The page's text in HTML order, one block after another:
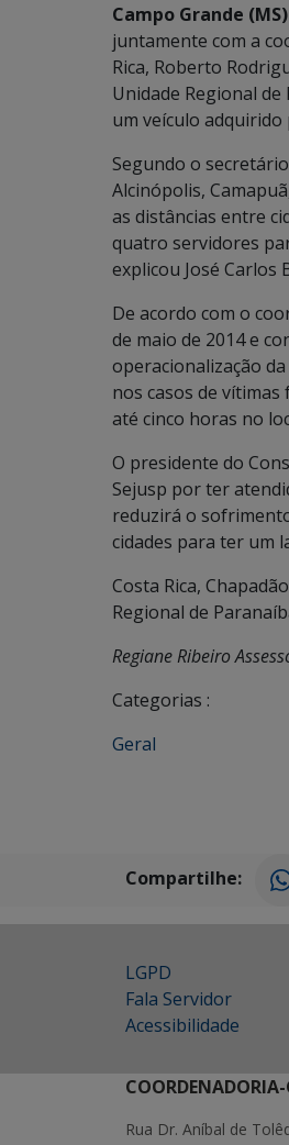
Campo Grande
juntamente com a
Rica, Roberto
Unidade Regional
um veículo adquirido
Segundo o
Alcinópolis,
as distâncias entre
quatro servidores
explicou José Carlos
De acordo com o
de maio de 2014 e
operacionalização
nos casos de
até cinco horas no
O presidente do
Sejusp por ter
reduzirá o
cidades para ter um
Costa Rica,
Regional de
Regiane Ribeiro
Categorias :
Geral
Compartilhe:
LGPD
Fala Servidor
Acessibilidade
COORDENADORIA-
Rua Dr. Aníbal de